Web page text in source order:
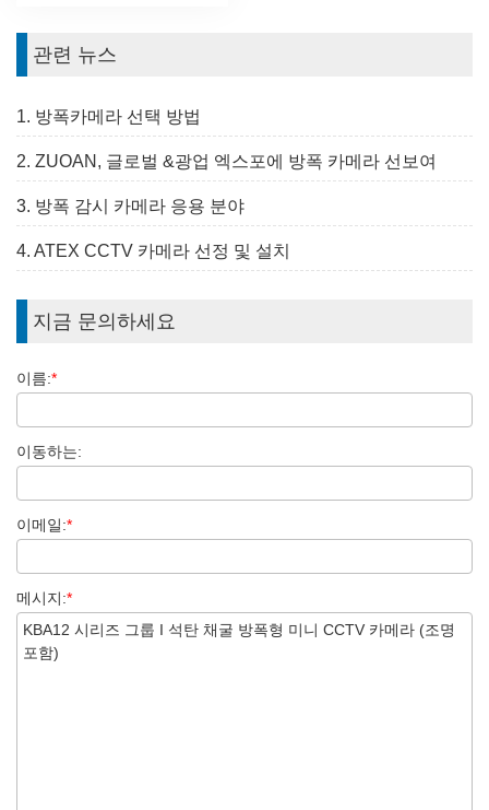
관련 뉴스
1. 방폭카메라 선택 방법
2. ZUOAN, 글로벌 &광업 엑스포에 방폭 카메라 선보여
3. 방폭 감시 카메라 응용 분야
4. ATEX CCTV 카메라 선정 및 설치
지금 문의하세요
이름:*
이동하는:
이메일:*
메시지:*